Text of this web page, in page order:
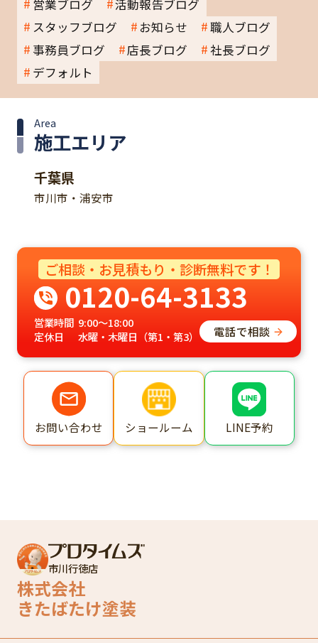
営業ブログ
活動報告ブログ
スタッフブログ
お知らせ
職人ブログ
事務員ブログ
店長ブログ
社長ブログ
デフォルト
施工エリア
Area
千葉県
市川市・浦安市
ご相談・お見積もり・診断無料です！
0120-64-3133
営業時間 9:00～18:00
定休日
水曜・木曜日（第1・第3） 電話で相談
お問い合わせ ショールーム LINE予約
市川行徳店
株式会社
きたばたけ塗装